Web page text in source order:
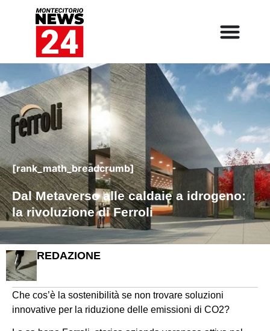
[rank_math_breadcrumb]
Dal Metaverso alle caldaie a idrogeno:
la rivoluzione di Ferroli
REDAZIONE
Che cos’è la sostenibilità se non trovare soluzioni
innovative per la riduzione delle emissioni di CO2?